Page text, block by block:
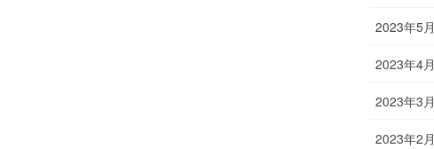
2023年5月
2023年4月
2023年3月
2023年2月